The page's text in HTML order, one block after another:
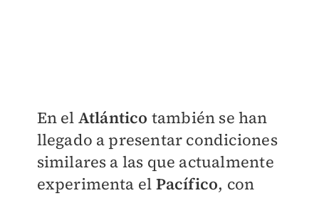
En el Atlántico también se han
llegado a presentar condiciones
similares a las que actualmente
experimenta el Pacífico, con